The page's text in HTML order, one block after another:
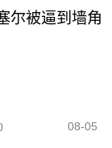
尔被逼到墙角
08-05